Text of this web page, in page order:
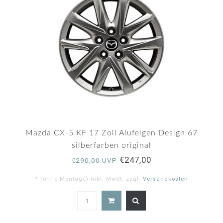
Mazda CX-5 KF 17 Zoll Alufelgen Design 67
silberfarben original
€290,00 UVP €247,00
* (ohne Montage) Inkl. MwSt. zzgl. Versandkosten